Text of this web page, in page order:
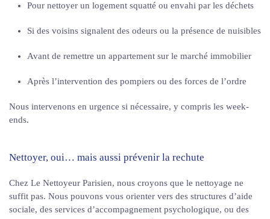
Pour nettoyer un logement squatté ou envahi par les déchets
Si des voisins signalent des odeurs ou la présence de nuisibles
Avant de remettre un appartement sur le marché immobilier
Après l’intervention des pompiers ou des forces de l’ordre
Nous intervenons en urgence si nécessaire, y compris les week-
ends.
Nettoyer, oui… mais aussi prévenir la rechute
Chez Le Nettoyeur Parisien, nous croyons que le nettoyage ne
suffit pas. Nous pouvons vous orienter vers des structures d’aide
sociale, des services d’accompagnement psychologique, ou des